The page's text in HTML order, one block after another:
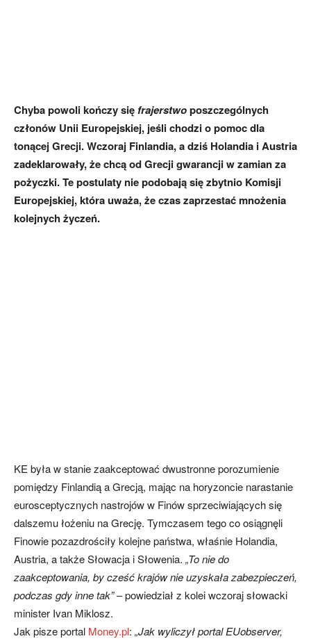
Chyba powoli kończy sięfrajerstwoposzczególnych
członów Unii Europejskiej, jeśli chodzi o pomoc dla
tonącej Grecji. Wczoraj Finlandia, a dziś Holandia i Austria
zadeklarowały, że chcą od Grecji gwarancji w zamian za
pożyczki. Te postulaty nie podobają się zbytnio Komisji
Europejskiej, która uważa, że czas zaprzestać mnożenia
kolejnych życzeń.
KE była w stanie zaakceptować dwustronne porozumienie
pomiędzy Finlandią a Grecją, mając na horyzoncie narastanie
eurosceptycznych nastrojów w Finów sprzeciwiających się
dalszemu łożeniu na Grecję. Tymczasem tego co osiągnęli
Finowie pozazdrościły kolejne państwa, właśnie Holandia,
Austria, a także Słowacja i Słowenia. „To nie do
zaakceptowania, by cześć krajów nie uzyskała zabezpieczeń,
podczas gdy inne tak”– powiedział z kolei wczoraj słowacki
minister Ivan Miklosz.
Jak pisze portal Money.pl: „Jak wyliczył portal EUobserver,